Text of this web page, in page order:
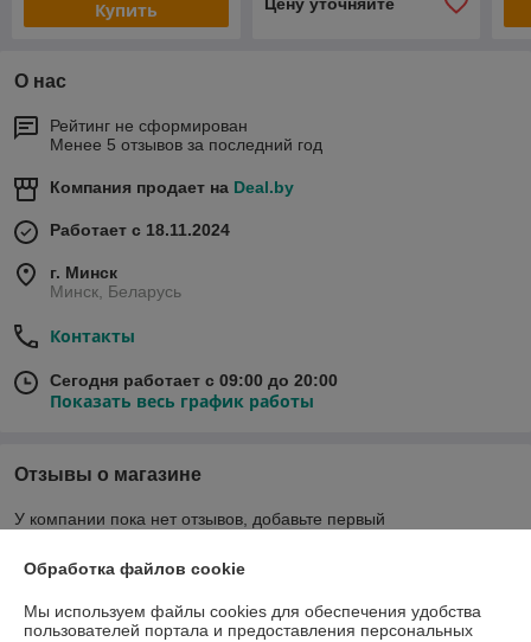
Купить Цену уточняйте
О нас
Рейтинг не сформирован
Менее 5 отзывов за последний год
Компания продает на Deal.by
Работает с 18.11.2024
г. Минск
Минск, Беларусь
Контакты
Сегодня работает с 09:00 до 20:00
Показать весь график работы
Отзывы о магазине
У компании пока нет отзывов, добавьте первый
Обработка файлов cookie
Мы используем файлы cookies для обеспечения удобства
пользователей портала и предоставления персональных